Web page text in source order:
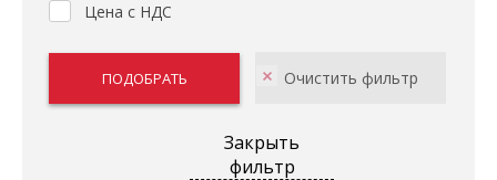
Цена с НДС
Закрыть
фильтр